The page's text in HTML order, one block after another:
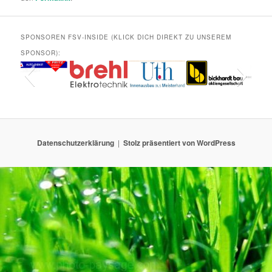
SPONSOREN FSV-INSIDE (KLICK DICH DIREKT ZU UNSEREM
SPONSOR):
Datenschutzerklärung Stolz präsentiert von WordPress